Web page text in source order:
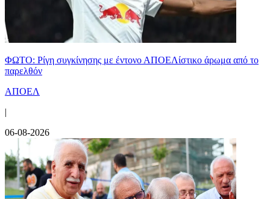
ΦΩΤΟ: Ρίγη συγκίνησης με έντονο ΑΠΟΕΛίστικο άρωμα από το
παρελθόν
ΑΠΟΕΛ
|
06-08-2026